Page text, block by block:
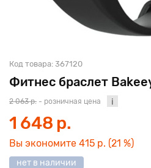
Фитнес браслет
Код товара: 367120
2 063 р. - розничная цена
1 648 р.
Вы экономите 415 р. (21 %)
нет в наличии